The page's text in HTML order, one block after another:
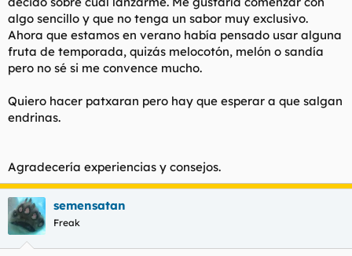
e
m
a
algo sencillo y que no tenga un sabor muy exclusivo.
Ahora que estamos en verano había pensado usar alguna
fruta de temporada, quizás melocotón, melón o sandía
pero no sé si me convence mucho.
Quiero hacer patxaran pero hay que esperar a que salgan
endrinas.
Agradecería experiencias y consejos.
semensatan
Freak